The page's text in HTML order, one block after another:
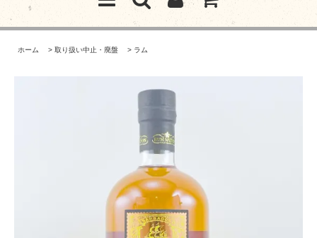
ホーム > 取り扱い中止・廃盤 > ラム